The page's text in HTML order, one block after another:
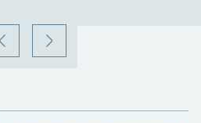
VORIGE VOLGENDE